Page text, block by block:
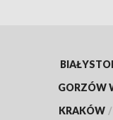
GORZÓW
KRAKÓW /